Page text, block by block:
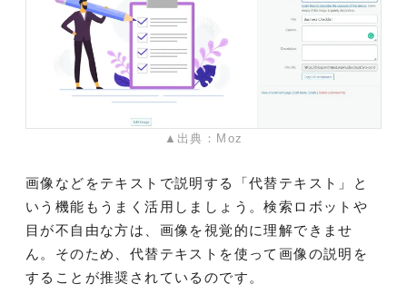
▲出典：Moz
画像などをテキストで説明する「代替テキスト」と
いう機能もうまく活用しましょう。検索ロボットや
目が不自由な方は、画像を視覚的に理解できませ
ん。そのため、代替テキストを使って画像の説明を
することが推奨されているのです。